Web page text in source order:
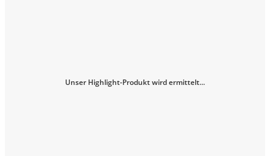
Unser Highlight-Produkt wird ermittelt...